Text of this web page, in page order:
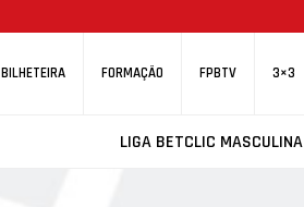
BILHETEIRA FORMAÇÃO FPBTV 3×3
LIGA BETCLIC MASCULINA